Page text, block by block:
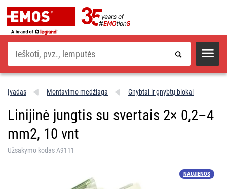
Paieška
Įvadas Montavimo medžiaga Gnybtai ir gnybtų blokai
Linijinė jungtis su svertais 2× 0,2–4
mm2, 10 vnt
Užsakymo kodas A9111
NAUJIENOS